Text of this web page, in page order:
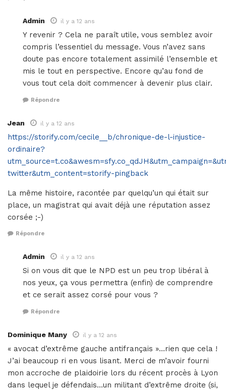
Admin il y a 12 ans
Y revenir ? Cela ne paraît utile, vous semblez avoir
compris l’essentiel du message. Vous n’avez sans
doute pas encore totalement assimilé l’ensemble et
mis le tout en perspective. Encore qu’au fond de
vous tout cela doit commencer à devenir plus clair.
Répondre
Jean il y a 12 ans
https://storify.com/cecile__b/chronique-de-l-injustice-
ordinaire?
twitter&utm_content=storify-pingback
La même histoire, racontée par quelqu’un qui était sur
place, un magistrat qui avait déjà une réputation assez
corsée ;-)
Répondre
Admin il y a 12 ans
Si on vous dit que le NPD est un peu trop libéral à
nos yeux, ça vous permettra (enfin) de comprendre
et ce serait assez corsé pour vous ?
Répondre
Dominique Many il y a 12 ans
« avocat d’extrême gauche antifrançais »…rien que cela !
J’ai beaucoup ri en vous lisant. Merci de m’avoir fourni
mon accroche de plaidoirie lors du récent procès à Lyon
dans lequel je défendais…un militant d’extrême droite (si,